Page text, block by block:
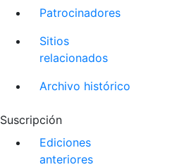
Patrocinadores
Sitios
relacionados
Archivo histórico
Suscripción
Ediciones
anteriores